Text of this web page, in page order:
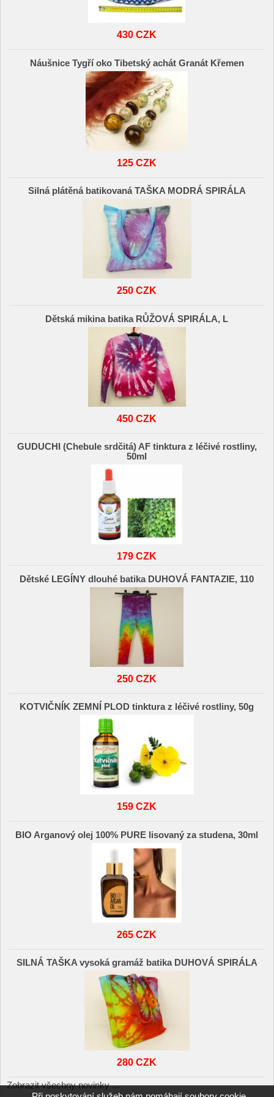
430 CZK
Náušnice Tygří oko Tibetský achát Granát Křemen
125 CZK
Silná plátěná batikovaná TAŠKA MODRÁ SPIRÁLA
250 CZK
Dětská mikina batika RŮŽOVÁ SPIRÁLA, L
450 CZK
GUDUCHI (Chebule srdčitá) AF tinktura z léčivé rostliny,
50ml
179 CZK
Dětské LEGÍNY dlouhé batika DUHOVÁ FANTAZIE, 110
250 CZK
KOTVIČNÍK ZEMNÍ PLOD tinktura z léčivé rostliny, 50g
159 CZK
BIO Arganový olej 100% PURE lisovaný za studena, 30ml
265 CZK
SILNÁ TAŠKA vysoká gramáž batika DUHOVÁ SPIRÁLA
280 CZK
Zobrazit všechny novinky ...